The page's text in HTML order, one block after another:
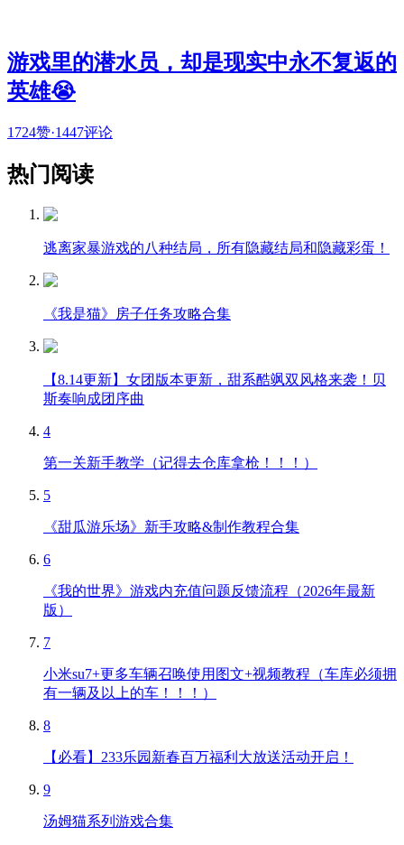
游戏里的潜水员，却是现实中永不复返的
英雄😭
1724赞·1447评论
热门阅读
逃离家暴游戏的八种结局，所有隐藏结局和隐藏彩蛋！
《我是猫》房子任务攻略合集
【8.14更新】女团版本更新，甜系酷飒双风格来袭！贝
斯奏响成团序曲
4
第一关新手教学（记得去仓库拿枪！！！）
5
《甜瓜游乐场》新手攻略&制作教程合集
6
《我的世界》游戏内充值问题反馈流程（2026年最新
版）
7
小米su7+更多车辆召唤使用图文+视频教程（车库必须拥
有一辆及以上的车！！！）
8
【必看】233乐园新春百万福利大放送活动开启！
9
汤姆猫系列游戏合集